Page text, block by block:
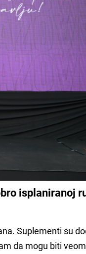
isplaniranoj
Suplementi su
da mogu biti